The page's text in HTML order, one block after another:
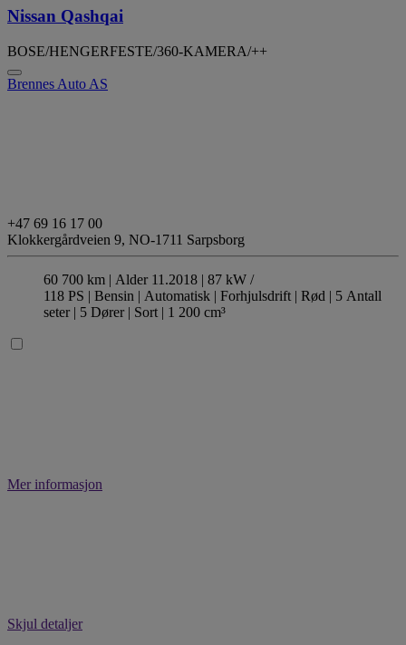
Nissan Qashqai
BOSE/HENGERFESTE/360-KAMERA/++
Brennes Auto AS
+47 69 16 17 00
Klokkergårdveien 9, NO-1711 Sarpsborg
60 700 km | Alder 11.2018 | 87 kW /
118 PS | Bensin | Automatisk | Forhjulsdrift | Rød | 5 Antall
seter| 5 Dører| Sort | 1 200 cm³
Mer informasjon
Skjul detaljer